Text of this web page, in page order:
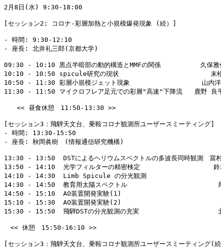
2月8日(水) 9:30-18:00
[セッション2: コロナ-彩層加熱と小規模爆発現象 (続）]
- 時間: 9:30-12:10
- 座長: 北井礼三郎(京都大学)
09:30 - 10:10 黒点半暗部の動的構造とMMFの関係          久保雅
10:10 - 10:50 spicule研究の現状                   　　 末松
10:50 - 11:30 彩層小規模ジェット現象              　　 山内洋
11:30 - 11:50 マイクロフレア足元での彩層"高速"下降流   鹿野 良
<< 昼食休憩　11:50-13:30 >>
[セッション3：飛騨天文台、乗鞍コロナ観測所ユーザースミーティング]
- 時間: 13:30-15:50
- 座長: 秋岡眞樹　(情報通信研究機構)
13:30 - 13:50  DSTによるヘリウムスペクトルの多波長同時観測　當
13:50 - 14:10  光学フィルターの精密検定 　                鈴木
14:10 - 14:30  Limb Spicule の分光観測                    西川
14:30 - 14:50  教育用太陽スペクトル                       尾久
14:50 - 15:10  AO装置開発実験(1) 　                       小林敬
15:10 - 15:30  AO装置開発実験(2) 　                       花
15:30 - 15:50  飛騨DSTの分光観測の充実                    北
<< 休憩　15:50-16:10 >>
[セッション3：飛騨天文台、乗鞍コロナ観測所ユーザースミーティング(